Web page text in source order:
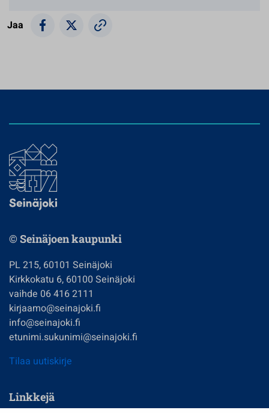
Jaa
© Seinäjoen kaupunki
PL 215, 60101 Seinäjoki
Kirkkokatu 6, 60100 Seinäjoki
vaihde 06 416 2111
kirjaamo@seinajoki.fi
info@seinajoki.fi
etunimi.sukunimi@seinajoki.fi
Tilaa uutiskirje
Linkkejä